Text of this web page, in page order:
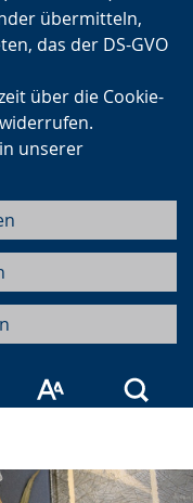
übermitteln,
das der DS-GVO
über die Cookie-
unserer